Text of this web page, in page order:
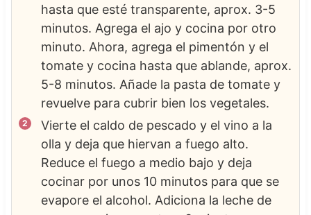
hasta que esté transparente, aprox. 3-5
minutos. Agrega el ajo y cocina por otro
minuto. Ahora, agrega el pimentón y el
tomate y cocina hasta que ablande, aprox.
5-8 minutos. Añade la pasta de tomate y
revuelve para cubrir bien los vegetales.
Vierte el caldo de pescado y el vino a la
olla y deja que hiervan a fuego alto.
Reduce el fuego a medio bajo y deja
cocinar por unos 10 minutos para que se
evapore el alcohol. Adiciona la leche de